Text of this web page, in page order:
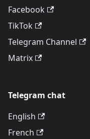
Facebook
TikTok
Telegram Channel
Matrix
Telegram chat
English
French